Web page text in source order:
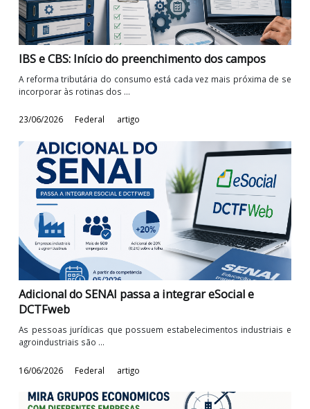
Goiás reduz ICMS do feijão nas vendas
O Estado de Goiás aprovou uma importante medida
fortalecer a cadeia produtiva do feijão ...
24/06/2026
IBS e CBS: Início do preenchimento dos campos